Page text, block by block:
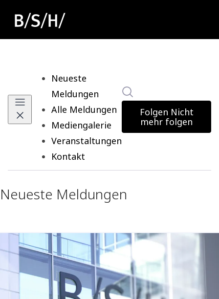
Neueste
Meldungen (current)
Alle Meldungen
Mediengalerie
Veranstaltungen
Kontakt
Folgen Nicht
mehr folgen
Neueste Meldungen